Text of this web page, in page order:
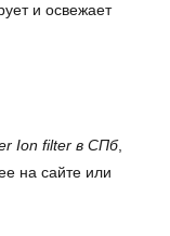
и освежает
Ion filter в СПб,
на сайте или